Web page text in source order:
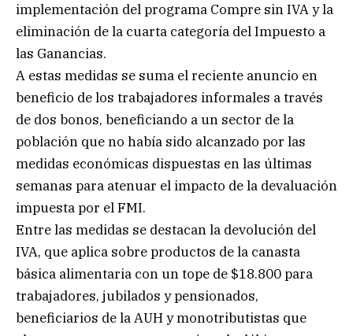
implementación del programa Compre sin IVA y la
eliminación de la cuarta categoría del Impuesto a
las Ganancias.
A estas medidas se suma el reciente anuncio en
beneficio de los trabajadores informales a través
de dos bonos, beneficiando a un sector de la
población que no había sido alcanzado por las
medidas económicas dispuestas en las últimas
semanas para atenuar el impacto de la devaluación
impuesta por el FMI.
Entre las medidas se destacan la devolución del
IVA, que aplica sobre productos de la canasta
básica alimentaria con un tope de $18.800 para
trabajadores, jubilados y pensionados,
beneficiarios de la AUH y monotributistas que